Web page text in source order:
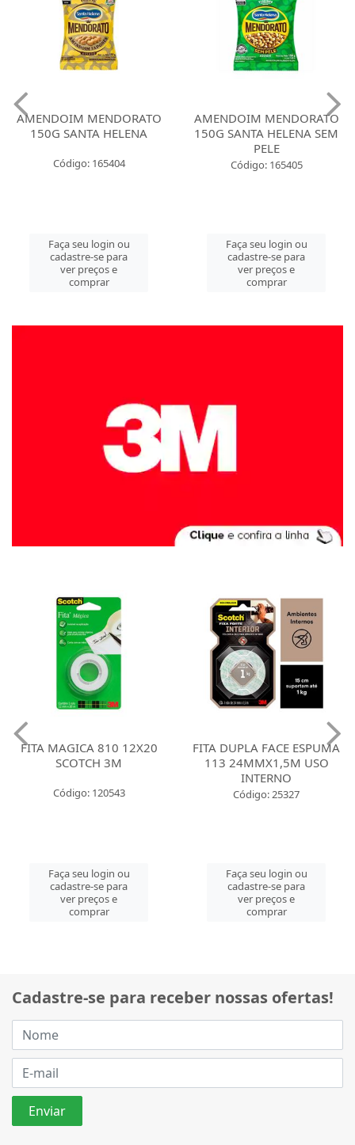
AMENDOIM MENDORATO
150G SANTA HELENA
Código: 165404
Faça seu login ou
cadastre-se para
ver preços e
comprar
AMENDOIM MENDORATO
150G SANTA HELENA SEM
PELE
Código: 165405
Faça seu login ou
cadastre-se para
ver preços e
comprar
FITA MAGICA 810 12X20
SCOTCH 3M
Código: 120543
Faça seu login ou
cadastre-se para
ver preços e
comprar
FITA DUPLA FACE ESPUMA
113 24MMX1,5M USO
INTERNO
Código: 25327
Faça seu login ou
cadastre-se para
ver preços e
comprar
Cadastre-se para receber nossas ofertas!